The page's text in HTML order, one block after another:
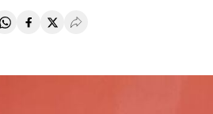
Compartir en Whatsapp
Compartir en Facebook
Compartir en Twitter
Desplegar Redes Sociales